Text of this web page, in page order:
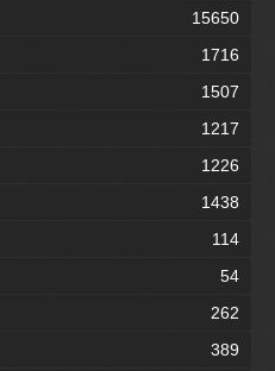
15650
1716
1507
1217
1226
1438
114
54
262
389